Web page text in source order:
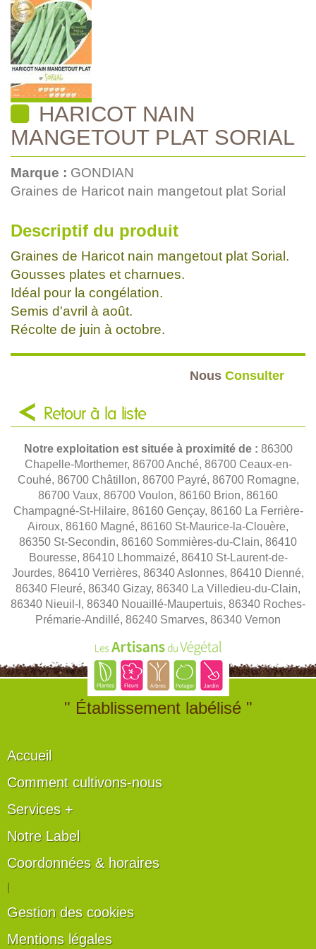
HARICOT NAIN
MANGETOUT PLAT SORIAL
Marque : GONDIAN
Graines de Haricot nain mangetout plat Sorial
Descriptif du produit
Graines de Haricot nain mangetout plat Sorial.
Gousses plates et charnues.
Idéal pour la congélation.
Semis d'avril à août.
Récolte de juin à octobre.
Nous Consulter
Retour à la liste
Notre exploitation est située à proximité de : 86300
Chapelle-Morthemer, 86700 Anché, 86700 Ceaux-en-
Couhé, 86700 Châtillon, 86700 Payré, 86700 Romagne,
86700 Vaux, 86700 Voulon, 86160 Brion, 86160
Champagné-St-Hilaire, 86160 Gençay, 86160 La Ferrière-
Airoux, 86160 Magné, 86160 St-Maurice-la-Clouère,
86350 St-Secondin, 86160 Sommières-du-Clain, 86410
Bouresse, 86410 Lhommaizé, 86410 St-Laurent-de-
Jourdes, 86410 Verrières, 86340 Aslonnes, 86410 Dienné,
86340 Fleuré, 86340 Gizay, 86340 La Villedieu-du-Clain,
86340 Nieuil-l, 86340 Nouaillé-Maupertuis, 86340 Roches-
Prémarie-Andillé, 86240 Smarves, 86340 Vernon
" Établissement labélisé "
Accueil
Comment cultivons-nous
Services +
Notre Label
Coordonnées & horaires
Gestion des cookies
Mentions légales